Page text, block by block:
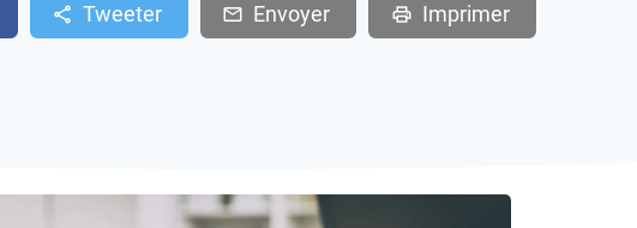
Tweeter Envoyer Imprimer